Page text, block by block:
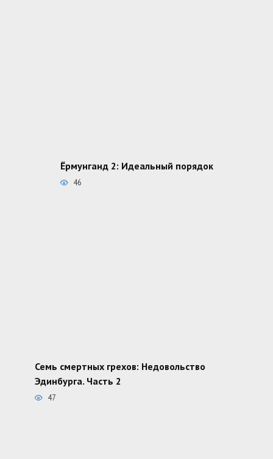
Ёрмунганд 2: Идеальный порядок
46
Семь смертных грехов: Недовольство
Эдинбурга. Часть 2
47